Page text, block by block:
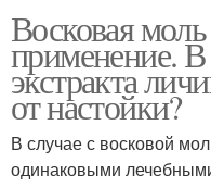
Восковая
применение.
экстракта
от настойки?
В случае с восковой
одинаковыми